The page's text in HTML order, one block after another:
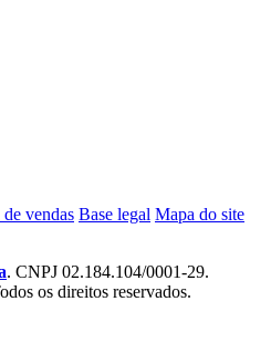
vendas Base legal Mapa do site
. CNPJ 02.184.104/0001-29.
os direitos reservados.